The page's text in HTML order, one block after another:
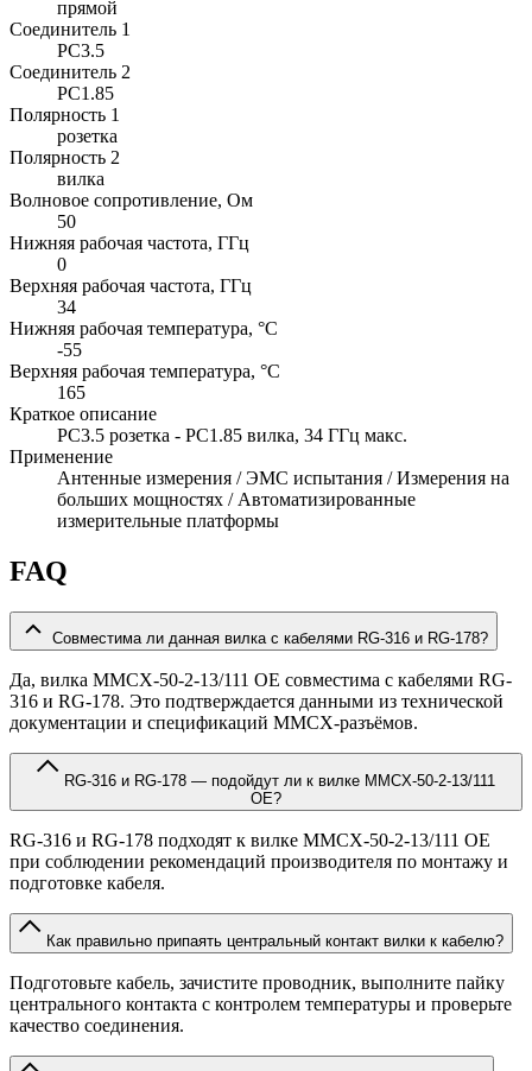
прямой
Соединитель 1
PC3.5
Соединитель 2
PC1.85
Полярность 1
розетка
Полярность 2
вилка
Волновое сопротивление, Ом
50
Нижняя рабочая частота, ГГц
0
Верхняя рабочая частота, ГГц
34
Нижняя рабочая температура, °C
-55
Верхняя рабочая температура, °C
165
Краткое описание
PC3.5 розетка - PC1.85 вилка, 34 ГГц макс.
Применение
Антенные измерения / ЭМС испытания / Измерения на
больших мощностях / Автоматизированные
измерительные платформы
FAQ
Совместима ли данная вилка с кабелями RG-316 и RG-178?
Да, вилка MMCX-50-2-13/111 OE совместима с кабелями RG-
316 и RG-178. Это подтверждается данными из технической
документации и спецификаций MMCX-разъёмов.
OE?
RG-316 и RG-178 подходят к вилке MMCX-50-2-13/111 OE
при соблюдении рекомендаций производителя по монтажу и
подготовке кабеля.
Как правильно припаять центральный контакт вилки к кабелю?
Подготовьте кабель, зачистите проводник, выполните пайку
центрального контакта с контролем температуры и проверьте
качество соединения.